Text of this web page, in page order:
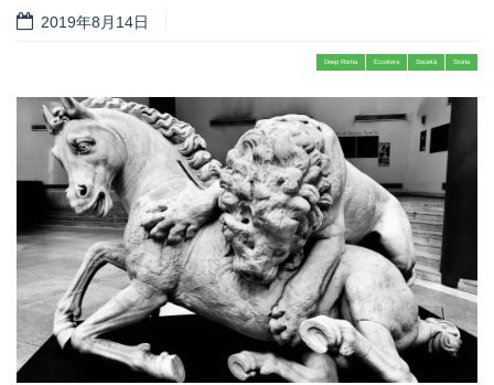
2019年8月14日
Deep Roma Eccetera Società Storia